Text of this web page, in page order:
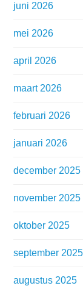
juni 2026
mei 2026
april 2026
maart 2026
februari 2026
januari 2026
december 2025
november 2025
oktober 2025
september 2025
augustus 2025